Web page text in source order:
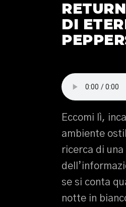
DI
Eccomi lì,
ambiente
ricerca di
se si conta
notte in